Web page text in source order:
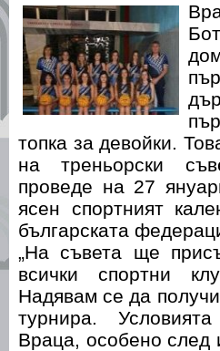
топка за девойки.
на треньорски
проведе на 27
ясен спортният
българската
„На съвета ще
всички спортни
Надявам се да
турнира.
Враца, особено след